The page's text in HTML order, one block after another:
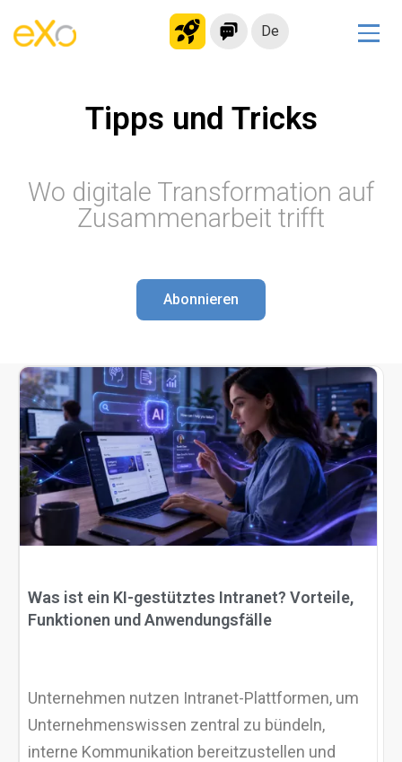
De
Modernes Intranet
kollaborationsplattform
Wissensmanagement
Bewerbungsportal
Migration zur eXo Platform
Plattform-Übersicht
Warum eXo
Internationalisierung
Mobil
Kein Code
Integrationen
Kontrollierte KI
Architektur
Sicherheit
Kontakt
Testen Sie eXo
Tipps und Tricks
Wo digitale Transformation auf
Zusammenarbeit trifft
Abonnieren
Was ist ein KI-gestütztes Intranet? Vorteile,
Funktionen und Anwendungsfälle
Unternehmen nutzen Intranet-Plattformen, um
Unternehmenswissen zentral zu bündeln,
interne Kommunikation bereitzustellen und